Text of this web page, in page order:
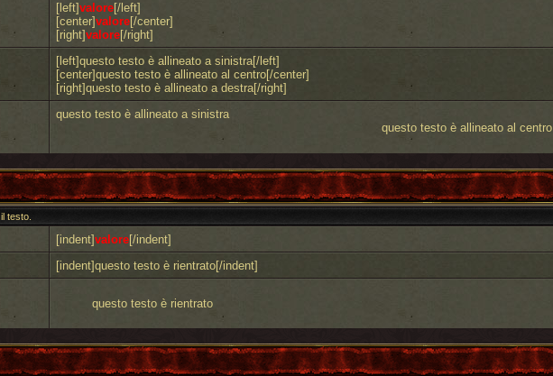
[left]valore[/left]
[center]valore[/center]
[right]valore[/right]
[left]questo testo è allineato a sinistra[/left]
[center]questo testo è allineato al centro[/center]
[right]questo testo è allineato a destra[/right]
questo testo è allineato a sinistra
questo testo è allineato al centro
testo.
[indent]valore[/indent]
[indent]questo testo è rientrato[/indent]
questo testo è rientrato